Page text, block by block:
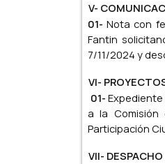
V-
01- Nota con
Fantin
7/11/2024 y
VI-
01-
a la Comisión
Participación
VII-